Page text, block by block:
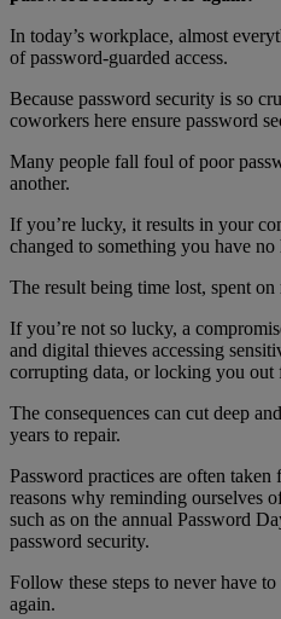
In today’s workplace, almost
of password-guarded access.
Because password security is so
coworkers here ensure password
Many people fall foul of poor
another.
If you’re lucky, it results in your
changed to something you have
The result being time lost, spent
If you’re not so lucky, a
and digital thieves accessing
corrupting data, or locking you out
The consequences can cut deep
years to repair.
Password practices are often
reasons why reminding ourselves
such as on the annual Password
password security.
Follow these steps to never have
again.